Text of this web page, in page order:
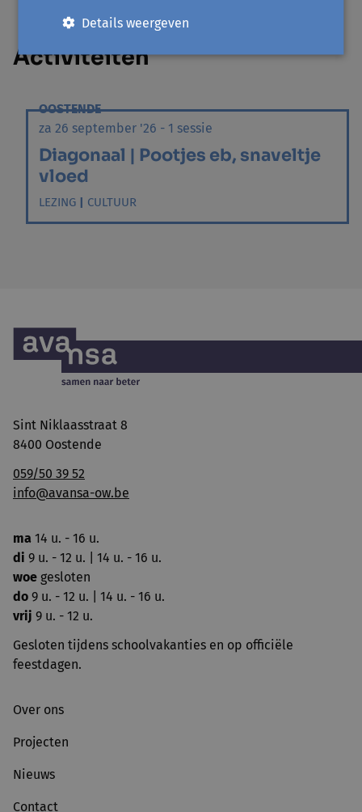
Activiteiten
OOSTENDE
za 26 september '26 - 1 sessie
Diagonaal | Pootjes eb, snaveltje
vloed
LEZING | CULTUUR
Sint Niklaasstraat 8
8400 Oostende
059/50 39 52
info@avansa-ow.be
ma 14 u. - 16 u.
di 9 u. - 12 u. | 14 u. - 16 u.
woe gesloten
do 9 u. - 12 u. | 14 u. - 16 u.
vrij 9 u. - 12 u.
Gesloten tijdens schoolvakanties en op officiële
feestdagen.
Over ons
Projecten
Nieuws
Contact
Details weergeven